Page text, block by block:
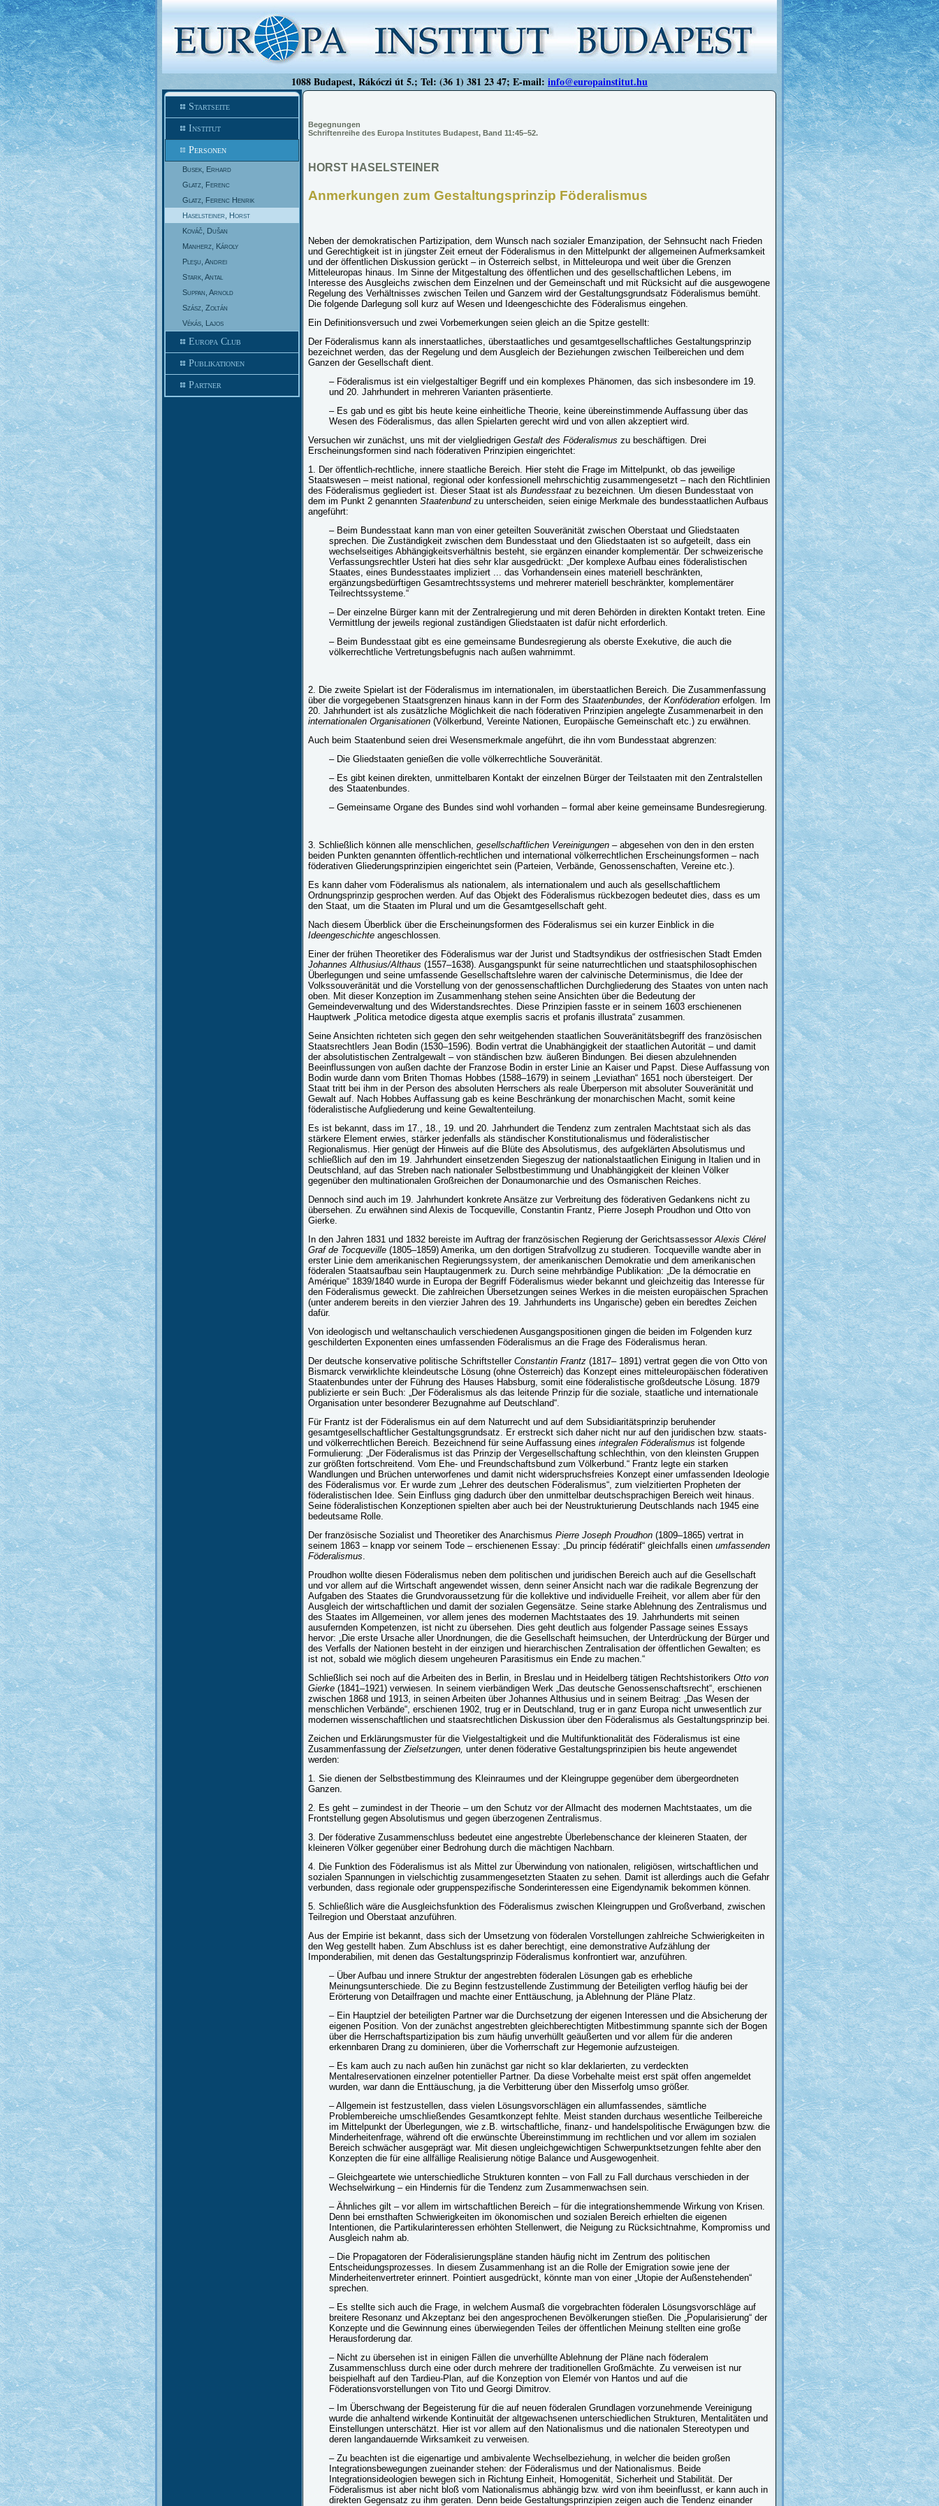
1088 Budapest, Rákóczi út 5.; Tel: (36 1) 381 23 47; E-mail: info@europainstitut.hu
Startseite
Institut
Personen
Busek, Erhard
Glatz, Ferenc
Glatz, Ferenc Henrik
Haselsteiner, Horst
Kováč, Dušan
Manherz, Károly
Pleşu, Andrei
Stark, Antal
Suppan, Arnold
Szász, Zoltán
Vékás, Lajos
Europa Club
Publikationen
Partner
Begegnungen
Schriftenreihe des Europa Institutes Budapest, Band 11:45–52.
HORST HASELSTEINER
Anmerkungen zum Gestaltungsprinzip Föderalismus
Neben der demokratischen Partizipation, dem Wunsch nach sozialer Emanzipation, der Sehnsucht nach Frieden
und Gerechtigkeit ist in jüngster Zeit erneut der Föderalismus in den Mittelpunkt der allgemeinen Aufmerksamkeit
und der öffentlichen Diskussion gerückt – in Österreich selbst, in Mitteleuropa und weit über die Grenzen
Mitteleuropas hinaus. Im Sinne der Mitgestaltung des öffentlichen und des gesellschaftlichen Lebens, im
Interesse des Ausgleichs zwischen dem Einzelnen und der Gemeinschaft und mit Rücksicht auf die ausgewogene
Regelung des Verhältnisses zwischen Teilen und Ganzem wird der Gestaltungsgrundsatz Föderalismus bemüht.
Die folgende Darlegung soll kurz auf Wesen und Ideengeschichte des Föderalismus eingehen.
Ein Definitionsversuch und zwei Vorbemerkungen seien gleich an die Spitze gestellt:
Der Föderalismus kann als innerstaatliches, überstaatliches und gesamtgesellschaftliches Gestaltungsprinzip
bezeichnet werden, das der Regelung und dem Ausgleich der Beziehungen zwischen Teilbereichen und dem
Ganzen der Gesellschaft dient.
– Föderalismus ist ein vielgestaltiger Begriff und ein komplexes Phänomen, das sich insbesondere im 19.
und 20. Jahrhundert in mehreren Varianten präsentierte.
– Es gab und es gibt bis heute keine einheitliche Theorie, keine übereinstimmende Auffassung über das
Wesen des Föderalismus, das allen Spielarten gerecht wird und von allen akzeptiert wird.
Versuchen wir zunächst, uns mit der vielgliedrigen Gestalt des Föderalismus zu beschäftigen. Drei
Erscheinungsformen sind nach föderativen Prinzipien eingerichtet:
1. Der öffentlich-rechtliche, innere staatliche Bereich. Hier steht die Frage im Mittelpunkt, ob das jeweilige
Staatswesen – meist national, regional oder konfessionell mehrschichtig zusammengesetzt – nach den Richtlinien
des Föderalismus gegliedert ist. Dieser Staat ist als Bundesstaat zu bezeichnen. Um diesen Bundesstaat von
dem im Punkt 2 genannten Staatenbund zu unterscheiden, seien einige Merkmale des bundesstaatlichen Aufbaus
angeführt:
– Beim Bundesstaat kann man von einer geteilten Souveränität zwischen Oberstaat und Gliedstaaten
sprechen. Die Zuständigkeit zwischen dem Bundesstaat und den Gliedstaaten ist so aufgeteilt, dass ein
wechselseitiges Abhängigkeitsverhältnis besteht, sie ergänzen einander komplementär. Der schweizerische
Verfassungsrechtler Usteri hat dies sehr klar ausgedrückt: „Der komplexe Aufbau eines föderalistischen
Staates, eines Bundesstaates impliziert ... das Vorhandensein eines materiell beschränkten,
ergänzungsbedürftigen Gesamtrechtssystems und mehrerer materiell beschränkter, komplementärer
Teilrechtssysteme.“
– Der einzelne Bürger kann mit der Zentralregierung und mit deren Behörden in direkten Kontakt treten. Eine
Vermittlung der jeweils regional zuständigen Gliedstaaten ist dafür nicht erforderlich.
– Beim Bundesstaat gibt es eine gemeinsame Bundesregierung als oberste Exekutive, die auch die
völkerrechtliche Vertretungsbefugnis nach außen wahrnimmt.
2. Die zweite Spielart ist der Föderalismus im internationalen, im überstaatlichen Bereich. Die Zusammenfassung
über die vorgegebenen Staatsgrenzen hinaus kann in der Form des Staatenbundes, der Konföderation erfolgen. Im
20. Jahrhundert ist als zusätzliche Möglichkeit die nach föderativen Prinzipien angelegte Zusammenarbeit in den
internationalen Organisationen (Völkerbund, Vereinte Nationen, Europäische Gemeinschaft etc.) zu erwähnen.
Auch beim Staatenbund seien drei Wesensmerkmale angeführt, die ihn vom Bundesstaat abgrenzen:
– Die Gliedstaaten genießen die volle völkerrechtliche Souveränität.
– Es gibt keinen direkten, unmittelbaren Kontakt der einzelnen Bürger der Teilstaaten mit den Zentralstellen
des Staatenbundes.
– Gemeinsame Organe des Bundes sind wohl vorhanden – formal aber keine gemeinsame Bundesregierung.
3. Schließlich können alle menschlichen, gesellschaftlichen Vereinigungen – abgesehen von den in den ersten
beiden Punkten genannten öffentlich-rechtlichen und international völkerrechtlichen Erscheinungsformen – nach
föderativen Gliederungsprinzipien eingerichtet sein (Parteien, Verbände, Genossenschaften, Vereine etc.).
Es kann daher vom Föderalismus als nationalem, als internationalem und auch als gesellschaftlichem
Ordnungsprinzip gesprochen werden. Auf das Objekt des Föderalismus rückbezogen bedeutet dies, dass es um
den Staat, um die Staaten im Plural und um die Gesamtgesellschaft geht.
Nach diesem Überblick über die Erscheinungsformen des Föderalismus sei ein kurzer Einblick in die
Ideengeschichte angeschlossen.
Einer der frühen Theoretiker des Föderalismus war der Jurist und Stadtsyndikus der ostfriesischen Stadt Emden
Johannes Althusius/Althaus (1557–1638). Ausgangspunkt für seine naturrechtlichen und staatsphilosophischen
Überlegungen und seine umfassende Gesellschaftslehre waren der calvinische Determinismus, die Idee der
Volkssouveränität und die Vorstellung von der genossenschaftlichen Durchgliederung des Staates von unten nach
oben. Mit dieser Konzeption im Zusammenhang stehen seine Ansichten über die Bedeutung der
Gemeindeverwaltung und des Widerstandsrechtes. Diese Prinzipien fasste er in seinem 1603 erschienenen
Hauptwerk „Politica metodice digesta atque exemplis sacris et profanis illustrata“ zusammen.
Seine Ansichten richteten sich gegen den sehr weitgehenden staatlichen Souveränitätsbegriff des französischen
Staatsrechtlers Jean Bodin (1530–1596). Bodin vertrat die Unabhängigkeit der staatlichen Autorität – und damit
der absolutistischen Zentralgewalt – von ständischen bzw. äußeren Bindungen. Bei diesen abzulehnenden
Beeinflussungen von außen dachte der Franzose Bodin in erster Linie an Kaiser und Papst. Diese Auffassung von
Bodin wurde dann vom Briten Thomas Hobbes (1588–1679) in seinem „Leviathan“ 1651 noch übersteigert. Der
Staat tritt bei ihm in der Person des absoluten Herrschers als reale Überperson mit absoluter Souveränität und
Gewalt auf. Nach Hobbes Auffassung gab es keine Beschränkung der monarchischen Macht, somit keine
föderalistische Aufgliederung und keine Gewaltenteilung.
Es ist bekannt, dass im 17., 18., 19. und 20. Jahrhundert die Tendenz zum zentralen Machtstaat sich als das
stärkere Element erwies, stärker jedenfalls als ständischer Konstitutionalismus und föderalistischer
Regionalismus. Hier genügt der Hinweis auf die Blüte des Absolutismus, des aufgeklärten Absolutismus und
schließlich auf den im 19. Jahrhundert einsetzenden Siegeszug der nationalstaatlichen Einigung in Italien und in
Deutschland, auf das Streben nach nationaler Selbstbestimmung und Unabhängigkeit der kleinen Völker
gegenüber den multinationalen Großreichen der Donaumonarchie und des Osmanischen Reiches.
Dennoch sind auch im 19. Jahrhundert konkrete Ansätze zur Verbreitung des föderativen Gedankens nicht zu
übersehen. Zu erwähnen sind Alexis de Tocqueville, Constantin Frantz, Pierre Joseph Proudhon und Otto von
Gierke.
In den Jahren 1831 und 1832 bereiste im Auftrag der französischen Regierung der GerichtsassessorAlexis Clérel
Graf de Tocqueville (1805–1859) Amerika, um den dortigen Strafvollzug zu studieren. Tocqueville wandte aber in
erster Linie dem amerikanischen Regierungssystem, der amerikanischen Demokratie und dem amerikanischen
föderalen Staatsaufbau sein Hauptaugenmerk zu. Durch seine mehrbändige Publikation: „De la démocratie en
Amérique“ 1839/1840 wurde in Europa der Begriff Föderalismus wieder bekannt und gleichzeitig das Interesse für
den Föderalismus geweckt. Die zahlreichen Übersetzungen seines Werkes in die meisten europäischen Sprachen
(unter anderem bereits in den vierzier Jahren des 19. Jahrhunderts ins Ungarische) geben ein beredtes Zeichen
dafür.
Von ideologisch und weltanschaulich verschiedenen Ausgangspositionen gingen die beiden im Folgenden kurz
geschilderten Exponenten eines umfassenden Föderalismus an die Frage des Föderalismus heran.
Der deutsche konservative politische Schriftsteller Constantin Frantz (1817– 1891) vertrat gegen die von Otto von
Bismarck verwirklichte kleindeutsche Lösung (ohne Österreich) das Konzept eines mitteleuropäischen föderativen
Staatenbundes unter der Führung des Hauses Habsburg, somit eine föderalistische großdeutsche Lösung. 1879
publizierte er sein Buch: „Der Föderalismus als das leitende Prinzip für die soziale, staatliche und internationale
Organisation unter besonderer Bezugnahme auf Deutschland“.
Für Frantz ist der Föderalismus ein auf dem Naturrecht und auf dem Subsidiaritätsprinzip beruhender
gesamtgesellschaftlicher Gestaltungsgrundsatz. Er erstreckt sich daher nicht nur auf den juridischen bzw. staats-
und völkerrechtlichen Bereich. Bezeichnend für seine Auffassung eines integralen Föderalismus ist folgende
Formulierung: „Der Föderalismus ist das Prinzip der Vergesellschaftung schlechthin, von den kleinsten Gruppen
zur größten fortschreitend. Vom Ehe- und Freundschaftsbund zum Völkerbund.“ Frantz legte ein starken
Wandlungen und Brüchen unterworfenes und damit nicht widerspruchsfreies Konzept einer umfassenden Ideologie
des Föderalismus vor. Er wurde zum „Lehrer des deutschen Föderalismus“, zum vielzitierten Propheten der
föderalistischen Idee. Sein Einfluss ging dadurch über den unmittelbar deutschsprachigen Bereich weit hinaus.
Seine föderalistischen Konzeptionen spielten aber auch bei der Neustrukturierung Deutschlands nach 1945 eine
bedeutsame Rolle.
Der französische Sozialist und Theoretiker des Anarchismus Pierre Joseph Proudhon (1809–1865) vertrat in
seinem 1863 – knapp vor seinem Tode – erschienenen Essay: „Du princip fédératif“ gleichfalls einen umfassenden
Föderalismus.
Proudhon wollte diesen Föderalismus neben dem politischen und juridischen Bereich auch auf die Gesellschaft
und vor allem auf die Wirtschaft angewendet wissen, denn seiner Ansicht nach war die radikale Begrenzung der
Aufgaben des Staates die Grundvoraussetzung für die kollektive und individuelle Freiheit, vor allem aber für den
Ausgleich der wirtschaftlichen und damit der sozialen Gegensätze. Seine starke Ablehnung des Zentralismus und
des Staates im Allgemeinen, vor allem jenes des modernen Machtstaates des 19. Jahrhunderts mit seinen
ausufernden Kompetenzen, ist nicht zu übersehen. Dies geht deutlich aus folgender Passage seines Essays
hervor: „Die erste Ursache aller Unordnungen, die die Gesellschaft heimsuchen, der Unterdrückung der Bürger und
des Verfalls der Nationen besteht in der einzigen und hierarchischen Zentralisation der öffentlichen Gewalten; es
ist not, sobald wie möglich diesem ungeheuren Parasitismus ein Ende zu machen.“
Schließlich sei noch auf die Arbeiten des in Berlin, in Breslau und in Heidelberg tätigen Rechtshistorikers Otto von
Gierke (1841–1921) verwiesen. In seinem vierbändigen Werk „Das deutsche Genossenschaftsrecht“, erschienen
zwischen 1868 und 1913, in seinen Arbeiten über Johannes Althusius und in seinem Beitrag: „Das Wesen der
menschlichen Verbände“, erschienen 1902, trug er in Deutschland, trug er in ganz Europa nicht unwesentlich zur
modernen wissenschaftlichen und staatsrechtlichen Diskussion über den Föderalismus als Gestaltungsprinzip bei.
Zeichen und Erklärungsmuster für die Vielgestaltigkeit und die Multifunktionalität des Föderalismus ist eine
Zusammenfassung derZielsetzungen, unter denen föderative Gestaltungsprinzipien bis heute angewendet
werden:
1. Sie dienen der Selbstbestimmung des Kleinraumes und der Kleingruppe gegenüber dem übergeordneten
Ganzen.
2. Es geht – zumindest in der Theorie – um den Schutz vor der Allmacht des modernen Machtstaates, um die
Frontstellung gegen Absolutismus und gegen überzogenen Zentralismus.
3. Der föderative Zusammenschluss bedeutet eine angestrebte Überlebenschance der kleineren Staaten, der
kleineren Völker gegenüber einer Bedrohung durch die mächtigen Nachbarn.
4. Die Funktion des Föderalismus ist als Mittel zur Überwindung von nationalen, religiösen, wirtschaftlichen und
sozialen Spannungen in vielschichtig zusammengesetzten Staaten zu sehen. Damit ist allerdings auch die Gefahr
verbunden, dass regionale oder gruppenspezifische Sonderinteressen eine Eigendynamik bekommen können.
5. Schließlich wäre die Ausgleichsfunktion des Föderalismus zwischen Kleingruppen und Großverband, zwischen
Teilregion und Oberstaat anzuführen.
Aus der Empirie ist bekannt, dass sich der Umsetzung von föderalen Vorstellungen zahlreiche Schwierigkeiten in
den Weg gestellt haben. Zum Abschluss ist es daher berechtigt, eine demonstrative Aufzählung der
Imponderabilien, mit denen das Gestaltungsprinzip Föderalismus konfrontiert war, anzuführen.
– Über Aufbau und innere Struktur der angestrebten föderalen Lösungen gab es erhebliche
Meinungsunterschiede. Die zu Beginn festzustellende Zustimmung der Beteiligten verflog häufig bei der
Erörterung von Detailfragen und machte einer Enttäuschung, ja Ablehnung der Pläne Platz.
– Ein Hauptziel der beteiligten Partner war die Durchsetzung der eigenen Interessen und die Absicherung der
eigenen Position. Von der zunächst angestrebten gleichberechtigten Mitbestimmung spannte sich der Bogen
über die Herrschaftspartizipation bis zum häufig unverhüllt geäußerten und vor allem für die anderen
erkennbaren Drang zu dominieren, über die Vorherrschaft zur Hegemonie aufzusteigen.
– Es kam auch zu nach außen hin zunächst gar nicht so klar deklarierten, zu verdeckten
Mentalreservationen einzelner potentieller Partner. Da diese Vorbehalte meist erst spät offen angemeldet
wurden, war dann die Enttäuschung, ja die Verbitterung über den Misserfolg umso größer.
– Allgemein ist festzustellen, dass vielen Lösungsvorschlägen ein allumfassendes, sämtliche
Problembereiche umschließendes Gesamtkonzept fehlte. Meist standen durchaus wesentliche Teilbereiche
im Mittelpunkt der Überlegungen, wie z.B. wirtschaftliche, finanz- und handelspolitische Erwägungen bzw. die
Minderheitenfrage, während oft die erwünschte Übereinstimmung im rechtlichen und vor allem im sozialen
Bereich schwächer ausgeprägt war. Mit diesen ungleichgewichtigen Schwerpunktsetzungen fehlte aber den
Konzepten die für eine allfällige Realisierung nötige Balance und Ausgewogenheit.
– Gleichgeartete wie unterschiedliche Strukturen konnten – von Fall zu Fall durchaus verschieden in der
Wechselwirkung – ein Hindernis für die Tendenz zum Zusammenwachsen sein.
– Ähnliches gilt – vor allem im wirtschaftlichen Bereich – für die integrationshemmende Wirkung von Krisen.
Denn bei ernsthaften Schwierigkeiten im ökonomischen und sozialen Bereich erhielten die eigenen
Intentionen, die Partikularinteressen erhöhten Stellenwert, die Neigung zu Rücksichtnahme, Kompromiss und
Ausgleich nahm ab.
– Die Propagatoren der Föderalisierungspläne standen häufig nicht im Zentrum des politischen
Entscheidungsprozesses. In diesem Zusammenhang ist an die Rolle der Emigration sowie jene der
Minderheitenvertreter erinnert. Pointiert ausgedrückt, könnte man von einer „Utopie der Außenstehenden“
sprechen.
– Es stellte sich auch die Frage, in welchem Ausmaß die vorgebrachten föderalen Lösungsvorschläge auf
breitere Resonanz und Akzeptanz bei den angesprochenen Bevölkerungen stießen. Die „Popularisierung“ der
Konzepte und die Gewinnung eines überwiegenden Teiles der öffentlichen Meinung stellten eine große
Herausforderung dar.
– Nicht zu übersehen ist in einigen Fällen die unverhüllte Ablehnung der Pläne nach föderalem
Zusammenschluss durch eine oder durch mehrere der traditionellen Großmächte. Zu verweisen ist nur
beispielhaft auf den Tardieu-Plan, auf die Konzeption von Elemér von Hantos und auf die
Föderationsvorstellungen von Tito und Georgi Dimitrov.
– Im Überschwang der Begeisterung für die auf neuen föderalen Grundlagen vorzunehmende Vereinigung
wurde die anhaltend wirkende Kontinuität der altgewachsenen unterschiedlichen Strukturen, Mentalitäten und
Einstellungen unterschätzt. Hier ist vor allem auf den Nationalismus und die nationalen Stereotypen und
deren langandauernde Wirksamkeit zu verweisen.
– Zu beachten ist die eigenartige und ambivalente Wechselbeziehung, in welcher die beiden großen
Integrationsbewegungen zueinander stehen: der Föderalismus und der Nationalismus. Beide
Integrationsideologien bewegen sich in Richtung Einheit, Homogenität, Sicherheit und Stabilität. Der
Föderalismus ist aber nicht bloß vom Nationalismus abhängig bzw. wird von ihm beeinflusst, er kann auch in
direkten Gegensatz zu ihm geraten. Denn beide Gestaltungsprinzipien zeigen auch die Tendenz einander